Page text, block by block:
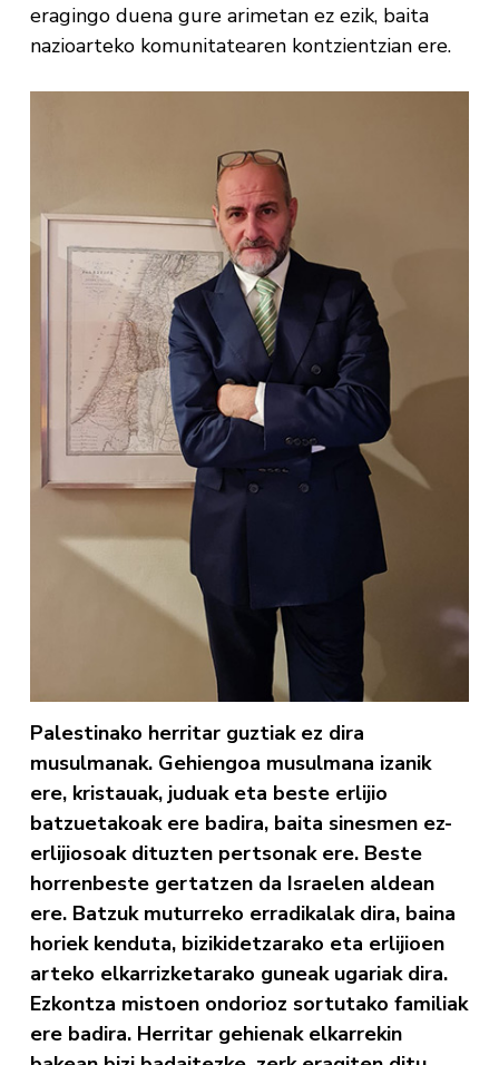
eragingo duena gure arimetan ez ezik, baita
nazioarteko komunitatearen kontzientzian ere.
Palestinako herritar guztiak ez dira
musulmanak. Gehiengoa musulmana izanik
ere, kristauak, juduak eta beste erlijio
batzuetakoak ere badira, baita sinesmen ez-
erlijiosoak dituzten pertsonak ere. Beste
horrenbeste gertatzen da Israelen aldean
ere. Batzuk muturreko erradikalak dira, baina
horiek kenduta, bizikidetzarako eta erlijioen
arteko elkarrizketarako guneak ugariak dira.
Ezkontza mistoen ondorioz sortutako familiak
ere badira. Herritar gehienak elkarrekin